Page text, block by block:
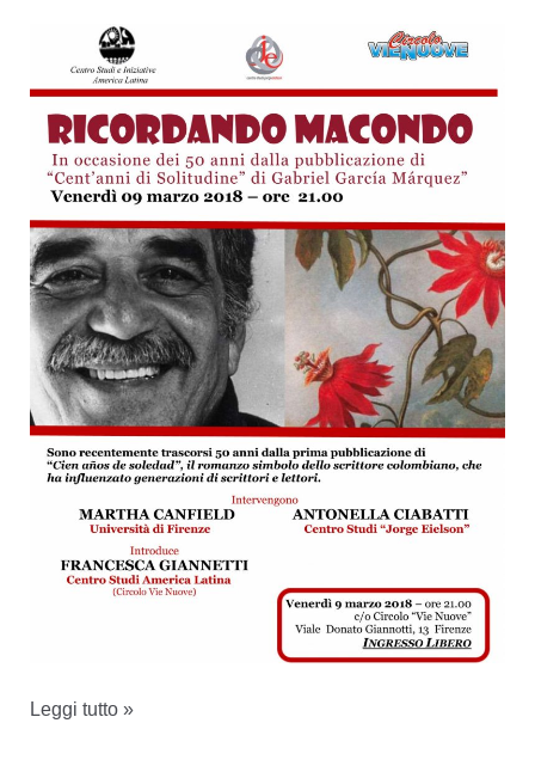
9Leggi tutto »